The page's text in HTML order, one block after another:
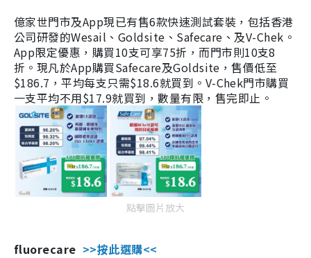
億家世門市及App現已有售6款快速測試套裝，包括香港
公司研發的Wesail、Goldsite、Safecare、及V-Chek。
App限定優惠，購買10支可享75折，而門市則10支8
折。現凡於App購買Safecare及Goldsite，售價低至
$186.7，平均每支只需$18.6就買到。V-Chek門市購買
一支平均不用$17.9就買到，數量有限，售完即止。
點擊圖片放大
fluorecare >>按此選購<<